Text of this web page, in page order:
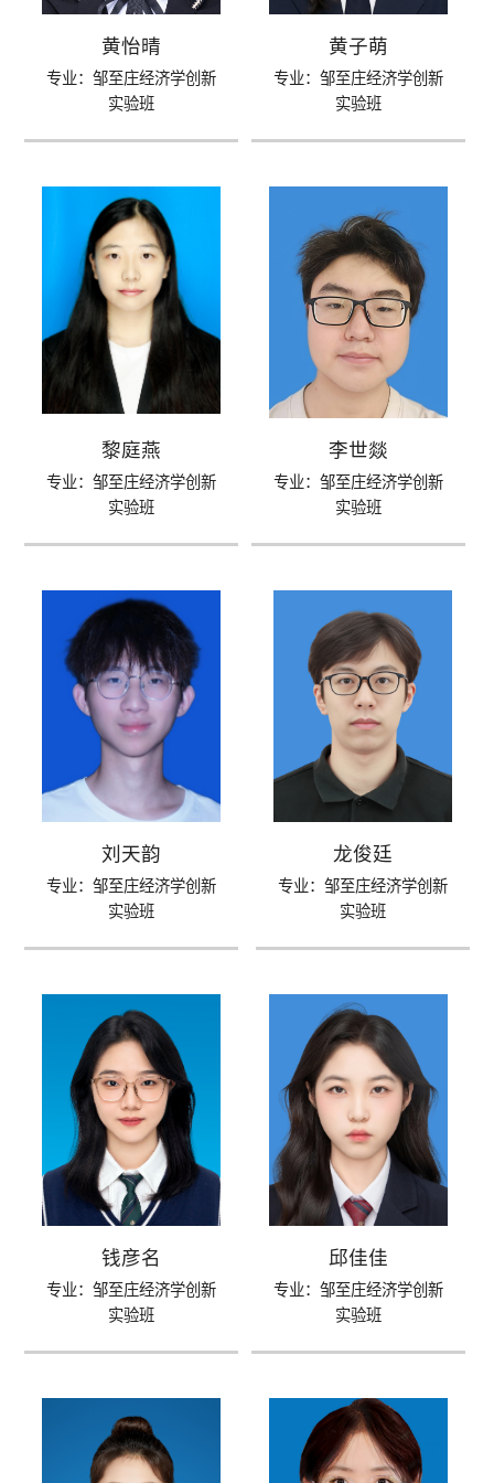
黄怡晴
专业：邹至庄经济学创新
实验班
黄子萌
专业：邹至庄经济学创新
实验班
黎庭燕
专业：邹至庄经济学创新
实验班
李世燚
专业：邹至庄经济学创新
实验班
刘天韵
专业：邹至庄经济学创新
实验班
龙俊廷
专业：邹至庄经济学创新
实验班
钱彦名
专业：邹至庄经济学创新
实验班
邱佳佳
专业：邹至庄经济学创新
实验班